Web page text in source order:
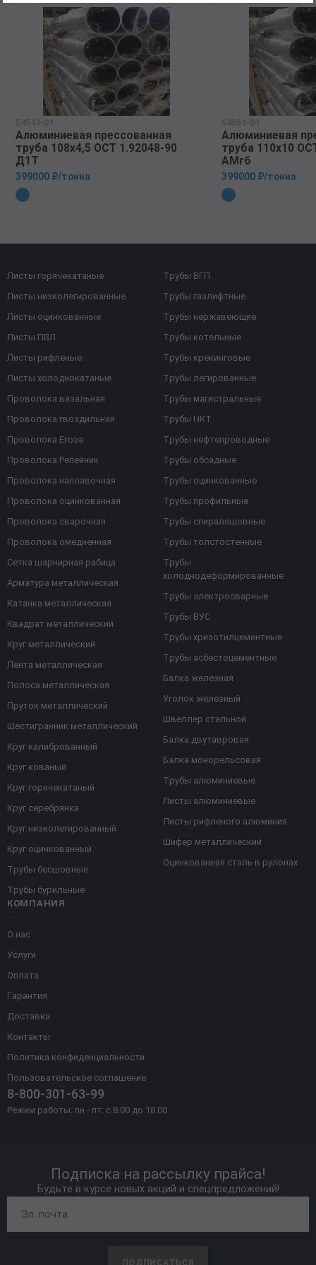
54541-01
Алюминиевая прессованная
труба 108х4,5 ОСТ 1.92048-90
Д1Т
399000 ₽/тонна
54551-01
Алюминиевая
труба 110х10
АМг6
399000 ₽/тонна
КОМПАНИЯ
О нас
Услуги
Оплата
Гарантия
Доставка
Контакты
Политика конфиденциальности
Пользовательское соглашение
8-800-301-63-99
Режим работы: пн - пт: с 8.00 до 18.00
Листы горячекатаные
Листы низколегированные
Листы оцинкованные
Листы ПВЛ
Листы рифленые
Листы холоднокатаные
Проволока вязальная
Проволока гвоздильная
Проволока Егоза
Проволока Репейник
Проволока наплавочная
Проволока оцинкованная
Проволока сварочная
Проволока омедненная
Сетка шарнирная рабица
Арматура металлическая
Катанка металлическая
Квадрат металлический
Круг металлический
Лента металлическая
Полоса металлическая
Пруток металлический
Шестигранник металлический
Круг калиброванный
Круг кованый
Круг горячекатаный
Круг серебрянка
Круг низколегированный
Круг оцинкованный
Трубы бесшовные
Трубы бурильные
Трубы ВГП
Трубы газлифтные
Трубы нержавеющие
Трубы котельные
Трубы крекинговые
Трубы легированные
Трубы магистральные
Трубы НКТ
Трубы нефтепроводные
Трубы обсадные
Трубы оцинкованные
Трубы профильные
Трубы спиралешовные
Трубы толстостенные
Трубы
холоднодеформированные
Трубы электросварные
Трубы ВУС
Трубы хризотилцементные
Трубы асбестоцементные
Балка железная
Уголок железный
Швеллер стальной
Балка двутавровая
Балка монорельсовая
Трубы алюминиевые
Листы алюминиевые
Листы рифленого алюминия
Шифер металлический
Оцинкованная сталь в рулонах
Подписка на рассылку прайса!
Будьте в курсе новых акций и спецпредложений!
ПОДПИСАТЬСЯ